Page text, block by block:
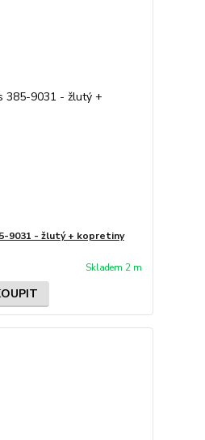
9031 - žlutý + kopretiny
Skladem 2 m